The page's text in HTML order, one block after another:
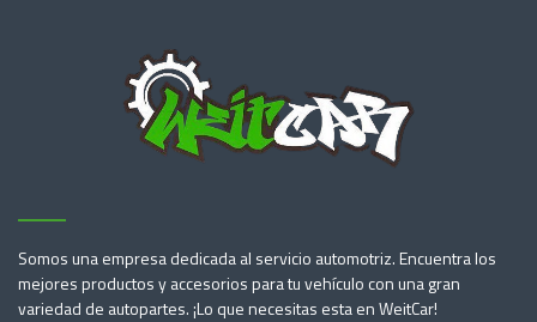
Somos una empresa dedicada al servicio automotriz. Encuentra los
mejores productos y accesorios para tu vehículo con una gran
variedad de autopartes. ¡Lo que necesitas esta en WeitCar!